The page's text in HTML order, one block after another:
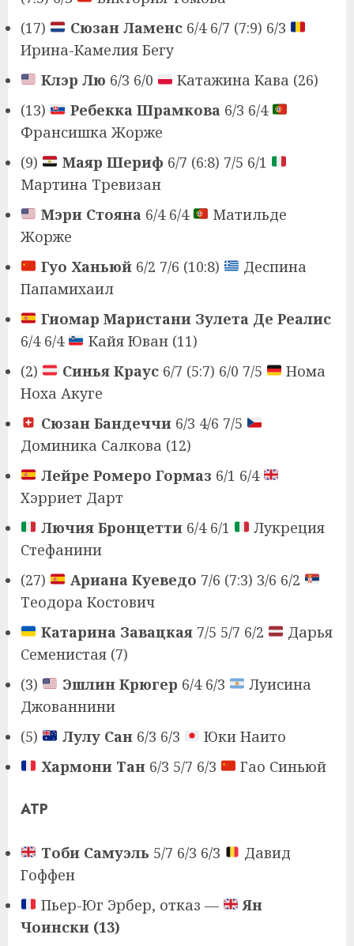
(17)
Сюзан Ламенс6/4 6/7 (7:9) 6/3
Ирина-Камелия Бегу
Клэр Лю 6/3 6/0
Катажина Кава (26)
(13)
Ребекка Шрамкова 6/3 6/4
Франсишка Жорже
(9)
Маяр Шериф 6/7 (6:8) 7/5 6/1
Мартина Тревизан
Мэри Стояна 6/4 6/4
Матильде
Жорже
Гуо Ханьюй6/2 7/6 (10:8)
Деспина
Папамихаил
Гиомар Маристани Зулета Де Реалис
6/4 6/4
Кайя Юван (11)
(2)
Синья Краус6/7 (5:7) 6/0 7/5
Нома
Ноха Акуге
Сюзан Бандеччи6/3 4/6 7/5
Доминика Салкова (12)
Лейре Ромеро Гормаз 6/1 6/4
Хэрриет Дарт
Лючия Бронцетти6/4 6/1
Лукреция
Стефанини
(27)
Ариана Куеведо 7/6 (7:3) 3/6 6/2
Теодора Костович
Катарина Завацкая7/5 5/7 6/2
Дарья
Семенистая (7)
(3)
Эшлин Крюгер 6/4 6/3
Луисина
Джованнини
(5)
Лулу Сан6/3 6/3
Юки Наито
Хармони Тан6/3 5/7 6/3 Гао Синьюй
ATP
Тоби Самуэль 5/7 6/3 6/3
Давид
Гоффен
Пьер-Юг Эрбер, отказ —
Ян
Чоински (13)